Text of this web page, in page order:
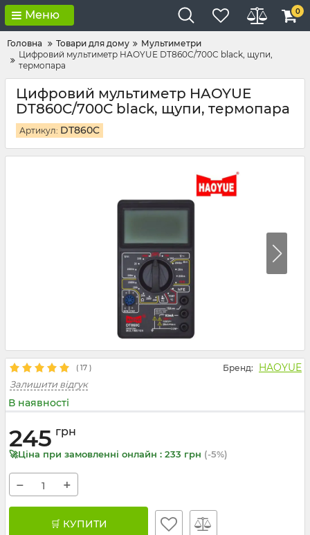
Меню 0
Головна Товари для дому
Мультиметри
Цифровий мультиметр HAOYUE DT860C/700C black, щупи,
термопара
Цифровий мультиметр HAOYUE
DT860C/700C black, щупи, термопара
Артикул: DT860C
( 17 ) Бренд: HAOYUE
Залишити відгук
В наявності
245 грн
🚀Ціна при замовленні онлайн : 233 грн (-5%)
− +
🛒 КУПИТИ